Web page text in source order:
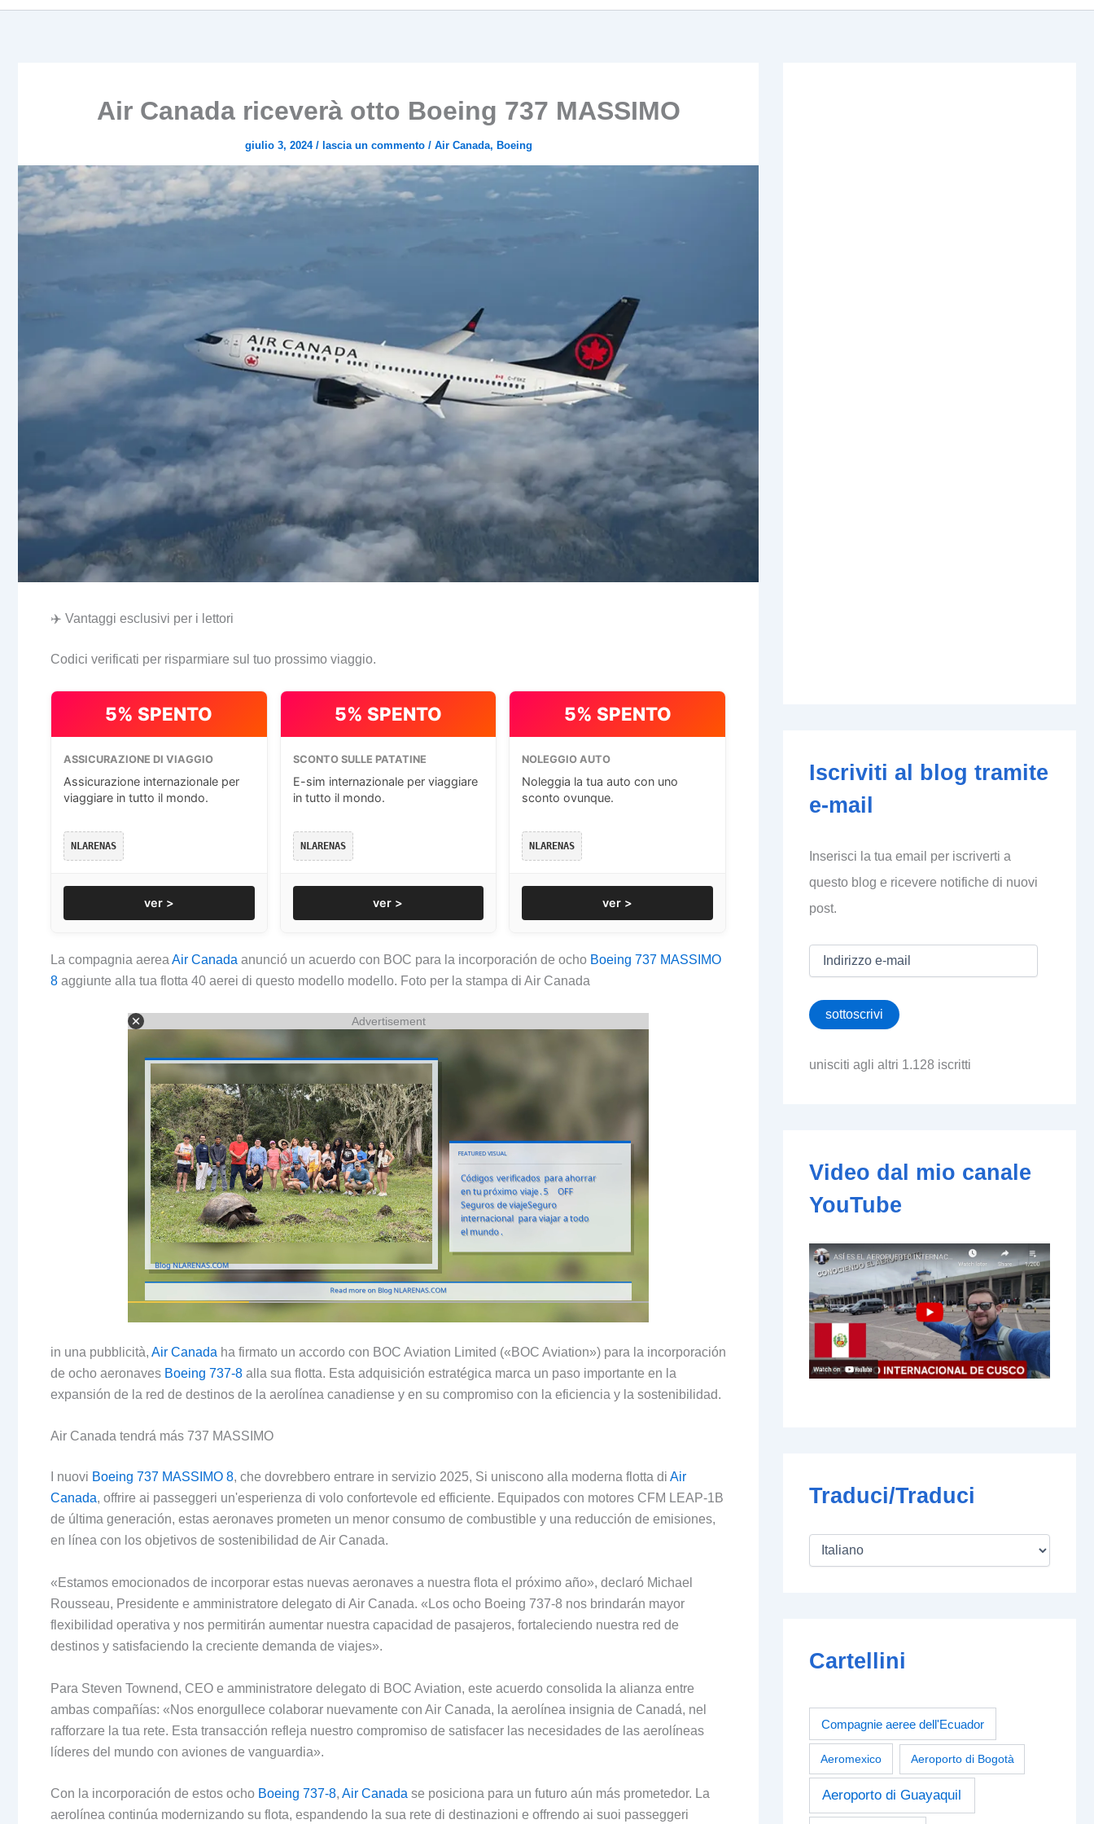
Air Canada riceverà otto Boeing 737 MASSIMO
giulio 3, 2024 / lascia un commento / Air Canada, Boeing
✈️ Vantaggi esclusivi per i lettori
Codici verificati per risparmiare sul tuo prossimo viaggio.
5% SPENTO
ASSICURAZIONE DI VIAGGIO
Assicurazione internazionale per
viaggiare in tutto il mondo.
NLARENAS
ver >
5% SPENTO
SCONTO SULLE PATATINE
E-sim internazionale per viaggiare
in tutto il mondo.
NLARENAS
ver >
5% SPENTO
NOLEGGIO AUTO
Noleggia la tua auto con uno
sconto ovunque.
NLARENAS
ver >
La compagnia aerea Air Canada anunció un acuerdo con BOC para la incorporación de ocho Boeing 737 MASSIMO
8 aggiunte alla tua flotta 40 aerei di questo modello modello. Foto per la stampa di Air Canada
Advertisement
in una pubblicità, Air Canada ha firmato un accordo con BOC Aviation Limited («BOC Aviation») para la incorporación
de ocho aeronaves Boeing 737-8 alla sua flotta. Esta adquisición estratégica marca un paso importante en la
expansión de la red de destinos de la aerolínea canadiense y en su compromiso con la eficiencia y la sostenibilidad.
Air Canada tendrá más 737 MASSIMO
I nuovi Boeing 737 MASSIMO 8, che dovrebbero entrare in servizio 2025, Si uniscono alla moderna flotta di Air
Canada, offrire ai passeggeri un'esperienza di volo confortevole ed efficiente. Equipados con motores CFM LEAP-1B
de última generación, estas aeronaves prometen un menor consumo de combustible y una reducción de emisiones,
en línea con los objetivos de sostenibilidad de Air Canada.
«Estamos emocionados de incorporar estas nuevas aeronaves a nuestra flota el próximo año», declaró Michael
Rousseau, Presidente e amministratore delegato di Air Canada. «Los ocho Boeing 737-8 nos brindarán mayor
flexibilidad operativa y nos permitirán aumentar nuestra capacidad de pasajeros, fortaleciendo nuestra red de
destinos y satisfaciendo la creciente demanda de viajes».
Para Steven Townend, CEO e amministratore delegato di BOC Aviation, este acuerdo consolida la alianza entre
ambas compañías: «Nos enorgullece colaborar nuevamente con Air Canada, la aerolínea insignia de Canadá, nel
rafforzare la tua rete. Esta transacción refleja nuestro compromiso de satisfacer las necesidades de las aerolíneas
líderes del mundo con aviones de vanguardia».
Con la incorporación de estos ocho Boeing 737-8, Air Canada se posiciona para un futuro aún más prometedor. La
aerolínea continúa modernizando su flota, espandendo la sua rete di destinazioni e offrendo ai suoi passeggeri
Iscriviti al blog tramite
e-mail
Inserisci la tua email per iscriverti a
questo blog e ricevere notifiche di nuovi
post.
r
z
i
sottoscrivi
unisciti agli altri 1.128 iscritti
Video dal mio canale
YouTube
Traduci/Traduci
Cartellini
Compagnie aeree dell'Ecuador
Aeromexico Aeroporto di Bogotà
Aeroporto di Guayaquil